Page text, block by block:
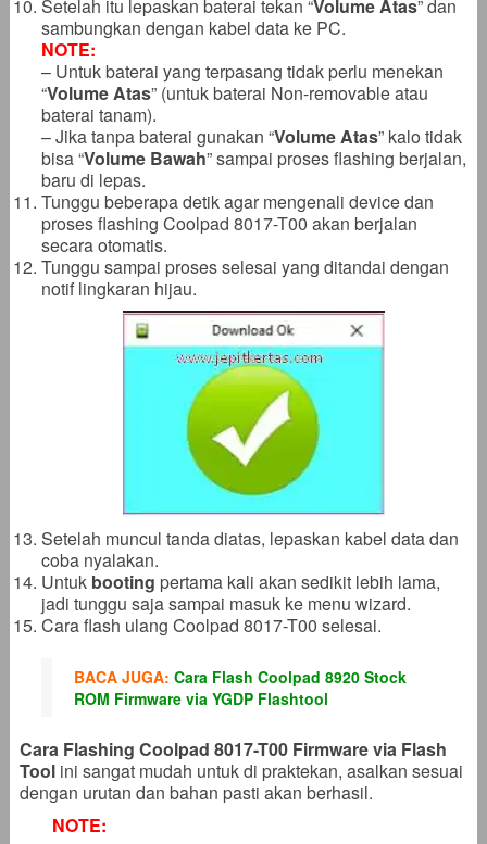
Setelah itu lepaskan baterai tekan “Volume Atas” dan
sambungkan dengan kabel data ke PC.
NOTE:
– Untuk baterai yang terpasang tidak perlu menekan
“Volume Atas” (untuk baterai Non-removable atau
baterai tanam).
– Jika tanpa baterai gunakan “Volume Atas” kalo tidak
bisa “Volume Bawah” sampai proses flashing berjalan,
baru di lepas.
Tunggu beberapa detik agar mengenali device dan
proses flashing Coolpad 8017-T00 akan berjalan
secara otomatis.
Tunggu sampai proses selesai yang ditandai dengan
notif lingkaran hijau.
Setelah muncul tanda diatas, lepaskan kabel data dan
coba nyalakan.
Untuk booting pertama kali akan sedikit lebih lama,
jadi tunggu saja sampai masuk ke menu wizard.
Cara flash ulang Coolpad 8017-T00 selesai.
BACA JUGA: Cara Flash Coolpad 8920 Stock
ROM Firmware via YGDP Flashtool
Cara Flashing Coolpad 8017-T00 Firmware via Flash
Tool ini sangat mudah untuk di praktekan, asalkan sesuai
dengan urutan dan bahan pasti akan berhasil.
NOTE: